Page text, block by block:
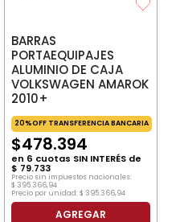
BARRAS
PORTAEQUIPAJES
ALUMINIO DE CAJA
VOLKSWAGEN AMAROK
2010+
20%OFF TRANSFERENCIA BANCARIA
$478.394
en 6 cuotas SIN INTERÉS de
$ 79.733
Precio sin impuestos nacionales:
$ 395.366,94
Precio por unidad:$ 395.366,94
AGREGAR